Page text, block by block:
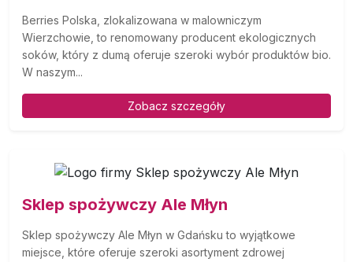
Berries Polska, zlokalizowana w malowniczym
Wierzchowie, to renomowany producent ekologicznych
soków, który z dumą oferuje szeroki wybór produktów bio.
W naszym...
Zobacz szczegóły
Sklep spożywczy Ale Młyn
Sklep spożywczy Ale Młyn w Gdańsku to wyjątkowe
miejsce, które oferuje szeroki asortyment zdrowej